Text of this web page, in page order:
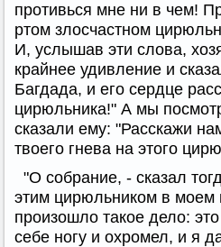
противься мне ни в чем!
ртом злосчастном
И, услышав эти слова,
крайнее удивление и
Багдада, и его сердце
цирюльника!" А мы
сказали ему: "Расскажи
твоего гнева на этого
"О собрание, - сказал
этим цирюльником в моем
произошло такое дело:
себе ногу и охромел, и я